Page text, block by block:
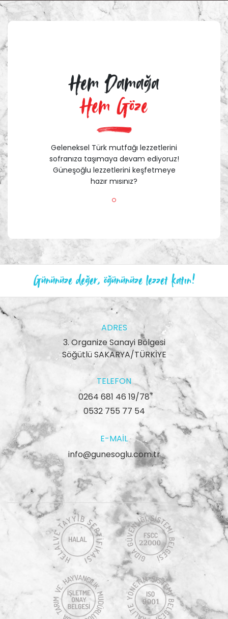
Hem Damağa
Hem Göze
Geleneksel Türk mutfağı lezzetlerini
sofranıza taşımaya devam ediyoruz!
Güneşoğlu lezzetlerini keşfetmeye
hazır mısınız?
Gününüze değer, öğününüze lezzet katın!
ADRES
3. Organize Sanayi Bölgesi
Söğütlü SAKARYA/TÜRKİYE
TELEFON
0264 681 46 19/78
0532 755 77 54
E-MAIL
info@gunesoglu.com.tr